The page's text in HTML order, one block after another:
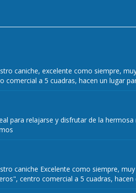
caniche, excelente como siempre,
a 5 cuadras, hacen un lugar
para relajarse y disfrutar de la
caniche Excelente como siempre,
centro comercial a 5 cuadras, hacen